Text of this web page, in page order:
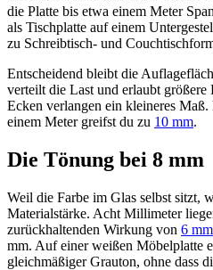
die Platte bis etwa einem Meter
als Tischplatte auf einem
zu Schreibtisch- und
Entscheidend bleibt die
verteilt die Last und erlaubt größere
Ecken verlangen ein kleineres
einem Meter greifst du zu 10 mm.
Die Tönung bei 8 mm
Weil die Farbe im Glas selbst sitzt,
Materialstärke. Acht Millimeter
zurückhaltenden Wirkung von 6 mm
mm. Auf einer weißen Möbelplatte
gleichmäßiger Grauton, ohne dass